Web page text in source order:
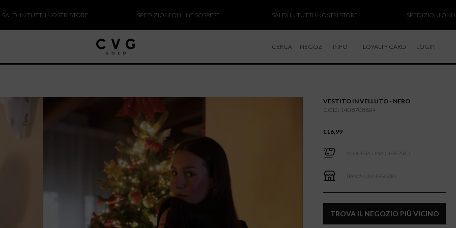
I NOSTRI STORE SPEDIZIONI ONLINE SOSPESE SALDI IN TUTTI I NOSTRI STORE SPEDIZIONI ONLINE
CERCA NEGOZI INFO
RESI E RIMBORSI
LOYALTY CARD LOGIN
VESTITO IN VELLUTO - NERO
COD: 1408708604
€16,99
ACQUISTA UNA GIFTCARD
TROVA UN NEGOZIO
TROVA IL NEGOZIO PIÙ VICINO